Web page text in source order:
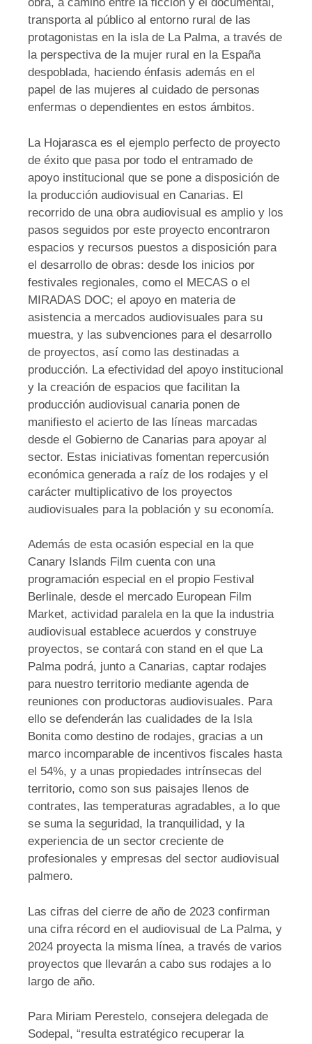
obra, a camino entre la ficción y el documental,
transporta al público al entorno rural de las
protagonistas en la isla de La Palma, a través de
la perspectiva de la mujer rural en la España
despoblada, haciendo énfasis además en el
papel de las mujeres al cuidado de personas
enfermas o dependientes en estos ámbitos.
La Hojarasca es el ejemplo perfecto de proyecto
de éxito que pasa por todo el entramado de
apoyo institucional que se pone a disposición de
la producción audiovisual en Canarias. El
recorrido de una obra audiovisual es amplio y los
pasos seguidos por este proyecto encontraron
espacios y recursos puestos a disposición para
el desarrollo de obras: desde los inicios por
festivales regionales, como el MECAS o el
MIRADAS DOC; el apoyo en materia de
asistencia a mercados audiovisuales para su
muestra, y las subvenciones para el desarrollo
de proyectos, así como las destinadas a
producción. La efectividad del apoyo institucional
y la creación de espacios que facilitan la
producción audiovisual canaria ponen de
manifiesto el acierto de las líneas marcadas
desde el Gobierno de Canarias para apoyar al
sector. Estas iniciativas fomentan repercusión
económica generada a raíz de los rodajes y el
carácter multiplicativo de los proyectos
audiovisuales para la población y su economía.
Además de esta ocasión especial en la que
Canary Islands Film cuenta con una
programación especial en el propio Festival
Berlinale, desde el mercado European Film
Market, actividad paralela en la que la industria
audiovisual establece acuerdos y construye
proyectos, se contará con stand en el que La
Palma podrá, junto a Canarias, captar rodajes
para nuestro territorio mediante agenda de
reuniones con productoras audiovisuales. Para
ello se defenderán las cualidades de la Isla
Bonita como destino de rodajes, gracias a un
marco incomparable de incentivos fiscales hasta
el 54%, y a unas propiedades intrínsecas del
territorio, como son sus paisajes llenos de
contrates, las temperaturas agradables, a lo que
se suma la seguridad, la tranquilidad, y la
experiencia de un sector creciente de
profesionales y empresas del sector audiovisual
palmero.
Las cifras del cierre de año de 2023 confirman
una cifra récord en el audiovisual de La Palma, y
2024 proyecta la misma línea, a través de varios
proyectos que llevarán a cabo sus rodajes a lo
largo de año.
Para Miriam Perestelo, consejera delegada de
Sodepal, “resulta estratégico recuperar la